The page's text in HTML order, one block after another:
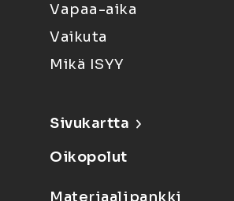
Vapaa-aika
Vaikuta
Mikä ISYY
Sivukartta
Oikopolut
Materiaalipankki